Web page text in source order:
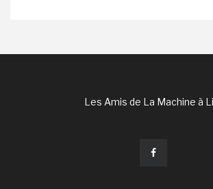
Les Amis de La Machine à